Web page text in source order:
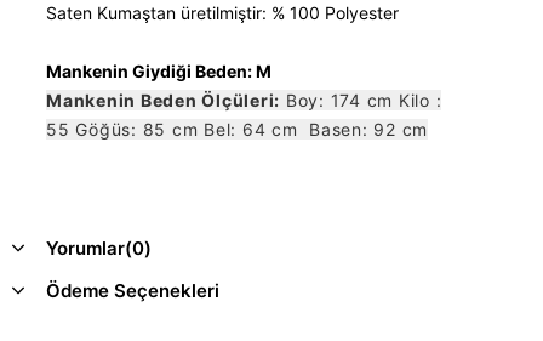
Saten Kumaştan üretilmiştir: % 100 Polyester
Mankenin Giydiği Beden: M
Mankenin Beden Ölçüleri: Boy: 174 cm Kilo :
55 Göğüs: 85 cm Bel: 64 cm Basen: 92 cm
Yorumlar(0)
Ödeme Seçenekleri